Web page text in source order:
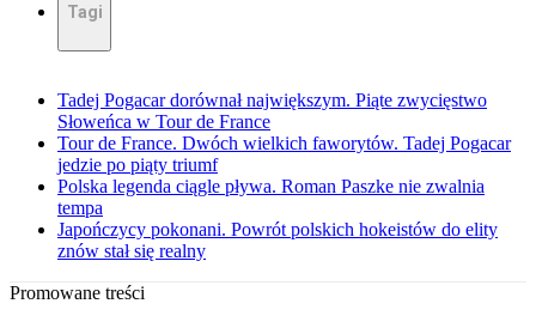
Tagi
Tadej Pogacar dorównał największym. Piąte zwycięstwo
Słoweńca w Tour de France
Tour de France. Dwóch wielkich faworytów. Tadej Pogacar
jedzie po piąty triumf
Polska legenda ciągle pływa. Roman Paszke nie zwalnia
tempa
Japończycy pokonani. Powrót polskich hokeistów do elity
znów stał się realny
Promowane treści